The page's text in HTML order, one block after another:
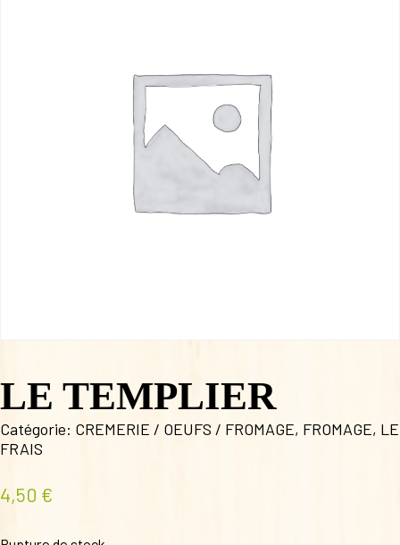
LE TEMPLIER
Catégorie: CREMERIE / OEUFS / FROMAGE, FROMAGE, LE
FRAIS
4,50 €